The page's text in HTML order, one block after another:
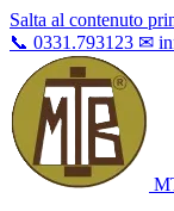
Salta al contenuto
📞 0331.793123 ✉